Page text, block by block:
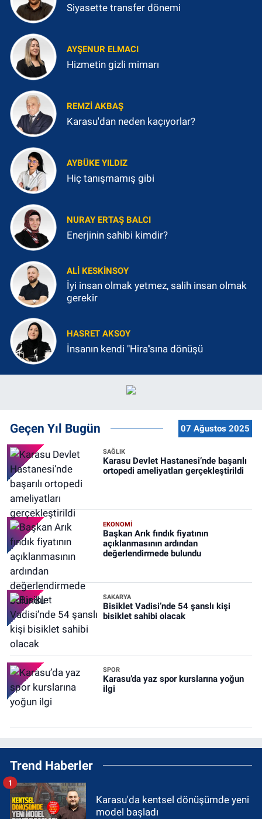
Siyasette transfer dönemi
AYŞENUR ELMACI
Hizmetin gizli mimarı
REMZI AKBAŞ
Karasu'dan neden kaçıyorlar?
AYBÜKE YILDIZ
Hiç tanışmamış gibi
NURAY ERTAŞ BALCI
Enerjinin sahibi kimdir?
ALI KESKINSOY
İyi insan olmak yetmez, salih insan olmak
gerekir
HASRET AKSOY
İnsanın kendi "Hira"sına dönüşü
Geçen Yıl Bugün 07 Ağustos 2025
SAĞLIK
Karasu Devlet Hastanesi’nde başarılı
ortopedi ameliyatları gerçekleştirildi
EKONOMİ
Başkan Arık fındık fiyatının
açıklanmasının ardından
değerlendirmede bulundu
SAKARYA
Bisiklet Vadisi’nde 54 şanslı kişi
bisiklet sahibi olacak
SPOR
Karasu’da yaz spor kurslarına yoğun
ilgi
Trend Haberler
Karasu'da kentsel dönüşümde yeni
model başladı
1